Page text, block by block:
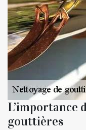
L’importance
gouttières